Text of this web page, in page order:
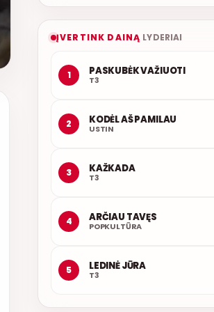
ĮVERTINK DAINĄ LYDERIAI
1 PASKUBĖK VAŽIUOTI
T3
2 KODĖL AŠ PAMILAU
USTIN
3 KAŽKADA
T3
4 ARČIAU TAVĘS
POPKULTŪRA
5 LEDINĖ JŪRA
T3